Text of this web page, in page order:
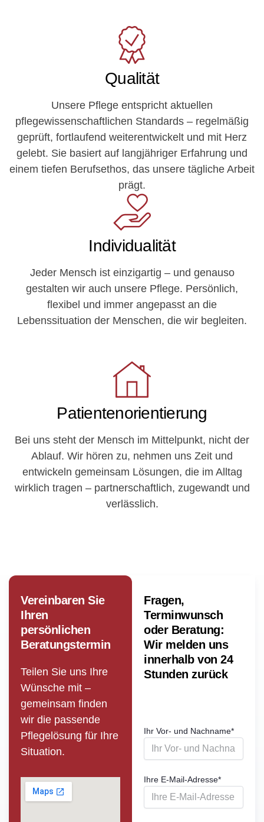
Qualität
Unsere Pflege entspricht aktuellen
pflegewissenschaftlichen Standards – regelmäßig
geprüft, fortlaufend weiterentwickelt und mit Herz
gelebt. Sie basiert auf langjähriger Erfahrung und
einem tiefen Berufsethos, das unsere tägliche Arbeit
prägt.
Individualität
Jeder Mensch ist einzigartig – und genauso
gestalten wir auch unsere Pflege. Persönlich,
flexibel und immer angepasst an die
Lebenssituation der Menschen, die wir begleiten.
Patientenorientierung
Bei uns steht der Mensch im Mittelpunkt, nicht der
Ablauf. Wir hören zu, nehmen uns Zeit und
entwickeln gemeinsam Lösungen, die im Alltag
wirklich tragen – partnerschaftlich, zugewandt und
verlässlich.
Vereinbaren Sie
Ihren
persönlichen
Beratungstermin
Teilen Sie uns Ihre
Wünsche mit –
gemeinsam finden
wir die passende
Pflege­lösung für Ihre
Situation.
Fragen,
Terminwunsch
oder Beratung:
Wir melden uns
innerhalb von 24
Stunden zurück
Ihr Vor- und Nachname*
Ihre E-Mail-Adresse*